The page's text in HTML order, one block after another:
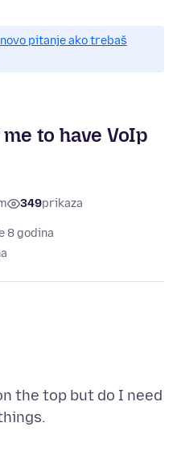
pitanje ako trebaš
to have VoIp
349prikaza
8 godina
the top but do I need